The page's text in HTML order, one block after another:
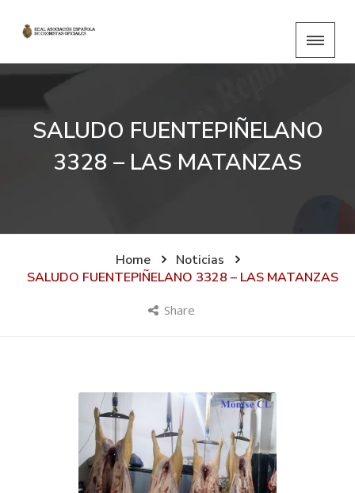
SALUDO FUENTEPIÑELANO
3328 – LAS MATANZAS
Home
Noticias
SALUDO FUENTEPIÑELANO 3328 – LAS MATANZAS
Share